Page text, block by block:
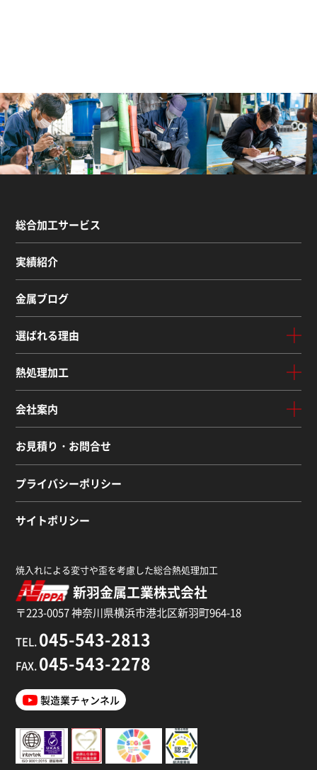
総合加工サービス
実績紹介
金属ブログ
選ばれる理由
熱処理加工
会社案内
お見積り・お問合せ
プライバシーポリシー
サイトポリシー
焼入れによる変寸や歪を考慮した総合熱処理加工
新羽金属工業株式会社
〒223-0057 神奈川県横浜市港北区新羽町964-18
TEL. 045-543-2813
FAX. 045-543-2278
製造業チャンネル